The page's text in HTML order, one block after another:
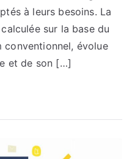
à leurs besoins. La
sur la base du
conventionnel, évolue
et de son […]